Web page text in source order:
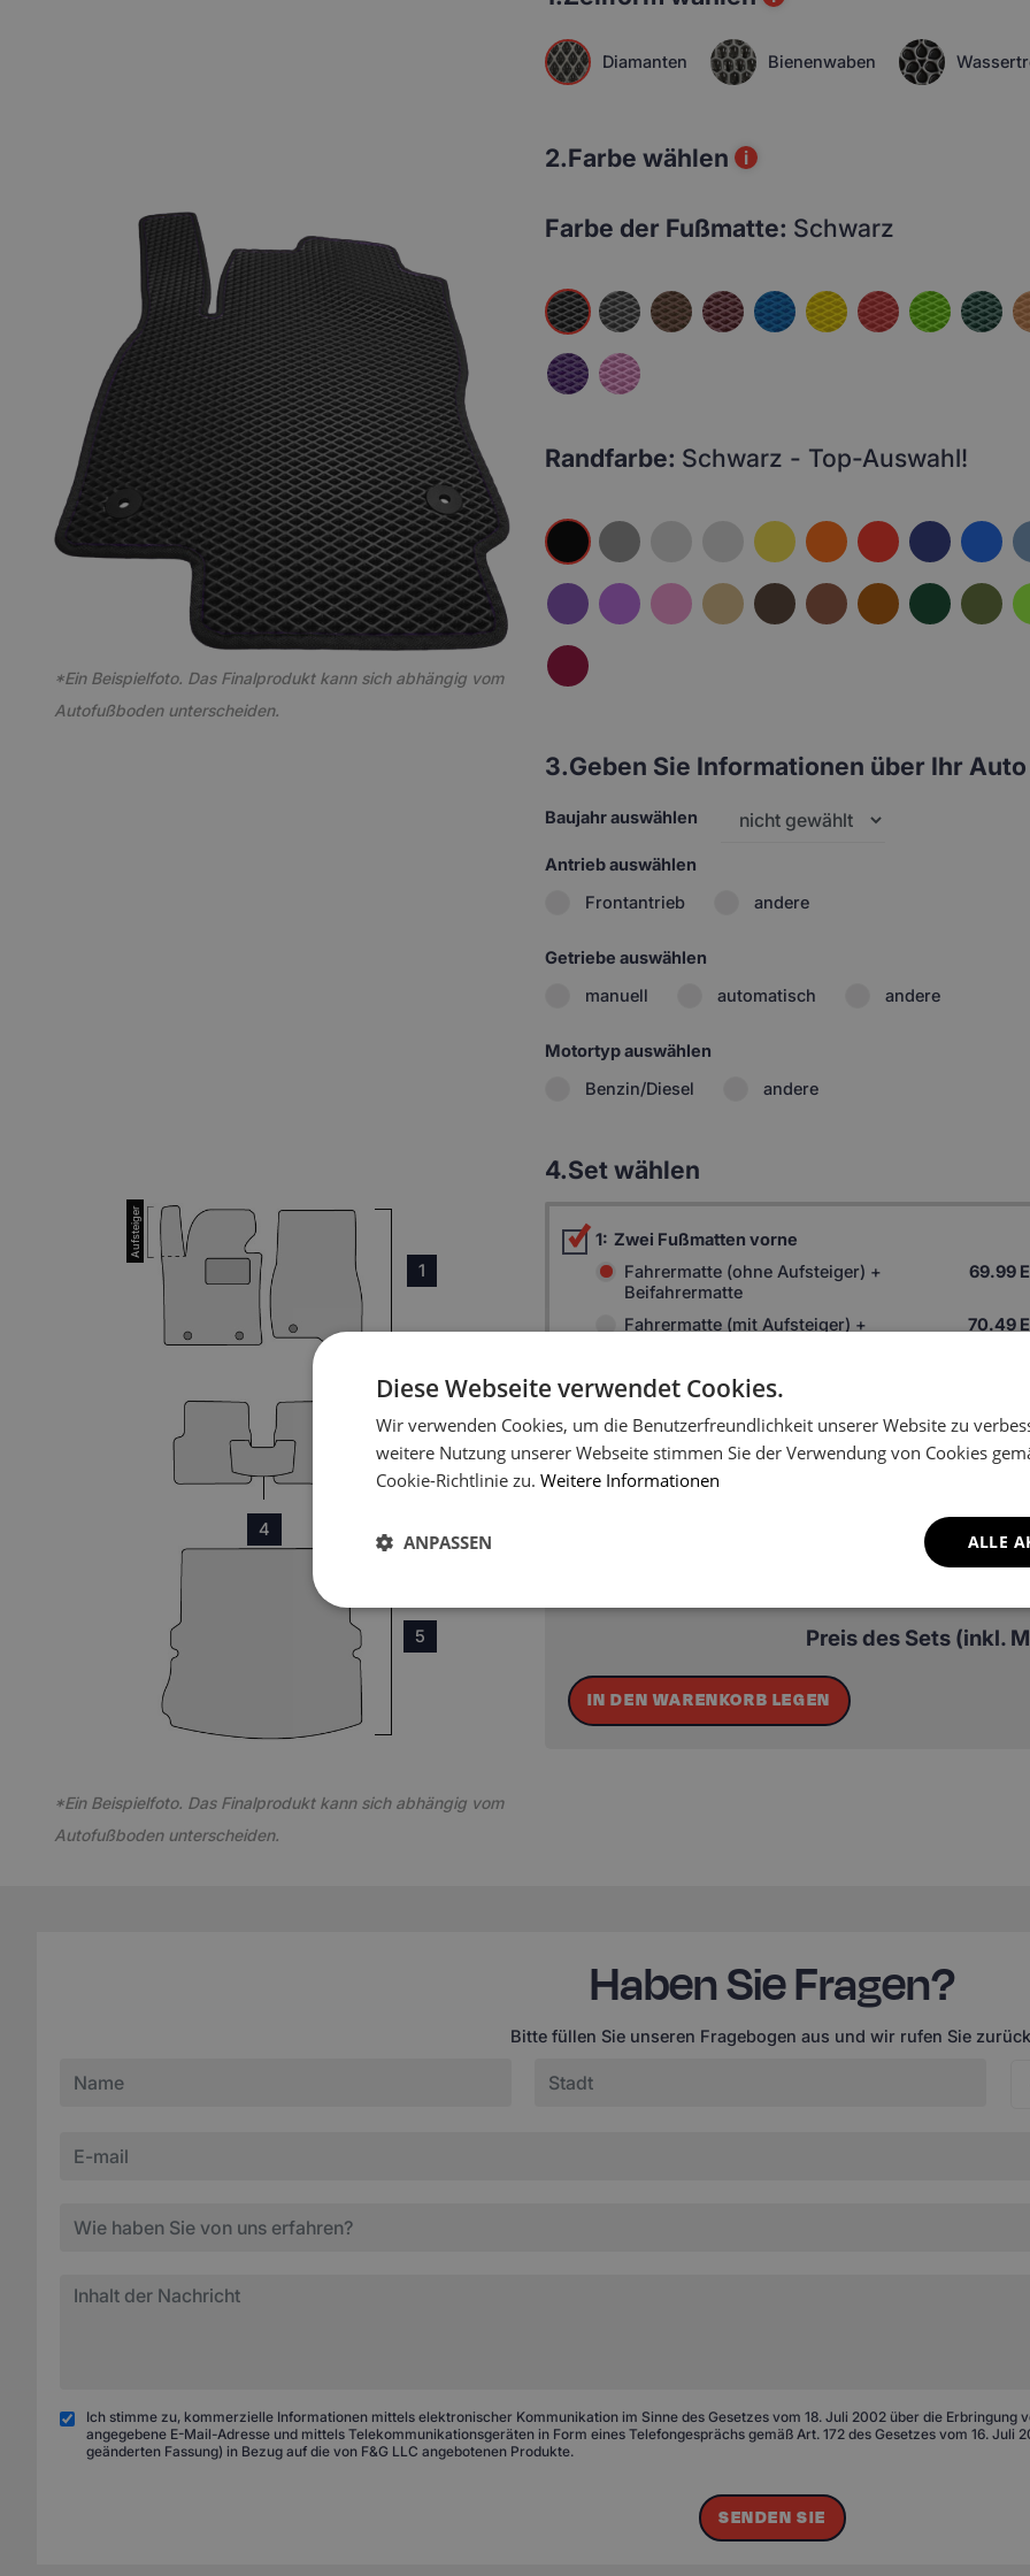
*Ein Beispielfoto. Das Finalprodukt kann sich abhängig vom
Autofußboden unterscheiden.
Diamanten Bienenwaben
2.Farbe wählen i
Farbe der Fußmatte: Schwarz
Randfarbe: Schwarz - Top-Auswahl!
3.Geben Sie Informationen über Ihr
Baujahr auswählen
Antrieb auswählen
Frontantrieb
andere
Getriebe auswählen
manuell
automatisch andere
Motortyp auswählen
Benzin/Diesel
andere
1
4
3
5
*Ein Beispielfoto. Das Finalprodukt kann sich abhängig vom
Autofußboden unterscheiden.
4.Set wählen
1: Zwei Fußmatten vorne
Fahrermatte (ohne Aufsteiger) +
Beifahrermatte
69.99
Fahrermatte (mit Aufsteiger) +
70.49
3: Zwei hintere Fußmatten
4: Fußmatte Innenraum 11.51
5: Kofferraummatte
Preis des Sets (inkl.
IN DEN WARENKORB LEGEN
Haben Sie Fragen?
Bitte füllen Sie unseren Fragebogen aus und wir rufen Sie
Ich stimme zu, kommerzielle Informationen mittels elektronischer Kommunikation im Sinne des Gesetzes vom 18. Juli 2002 über die Erbringung
angegebene E-Mail-Adresse und mittels Telekommunikationsgeräten in Form eines Telefongesprächs gemäß Art. 172 des Gesetzes vom 16. Juli
geänderten Fassung) in Bezug auf die von F&G LLC angebotenen Produkte.
SENDEN SIE
Diese Webseite verwendet Cookies.
Wir verwenden Cookies, um die Benutzerfreundlichkeit unserer Website zu
weitere Nutzung unserer Webseite stimmen Sie der Verwendung von Cookies
Cookie-Richtlinie zu. Weitere Informationen
ALLE
ANPASSEN